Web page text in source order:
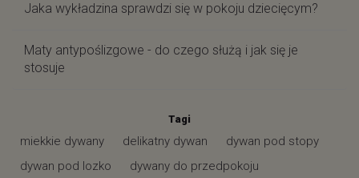
Jaka wykładzina sprawdzi się w pokoju dziecięcym?
Maty antypoślizgowe - do czego służą i jak się je
stosuje
Tagi
miekkie dywany delikatny dywan
dywan pod stopy
dywan pod lozko
dywany do przedpokoju